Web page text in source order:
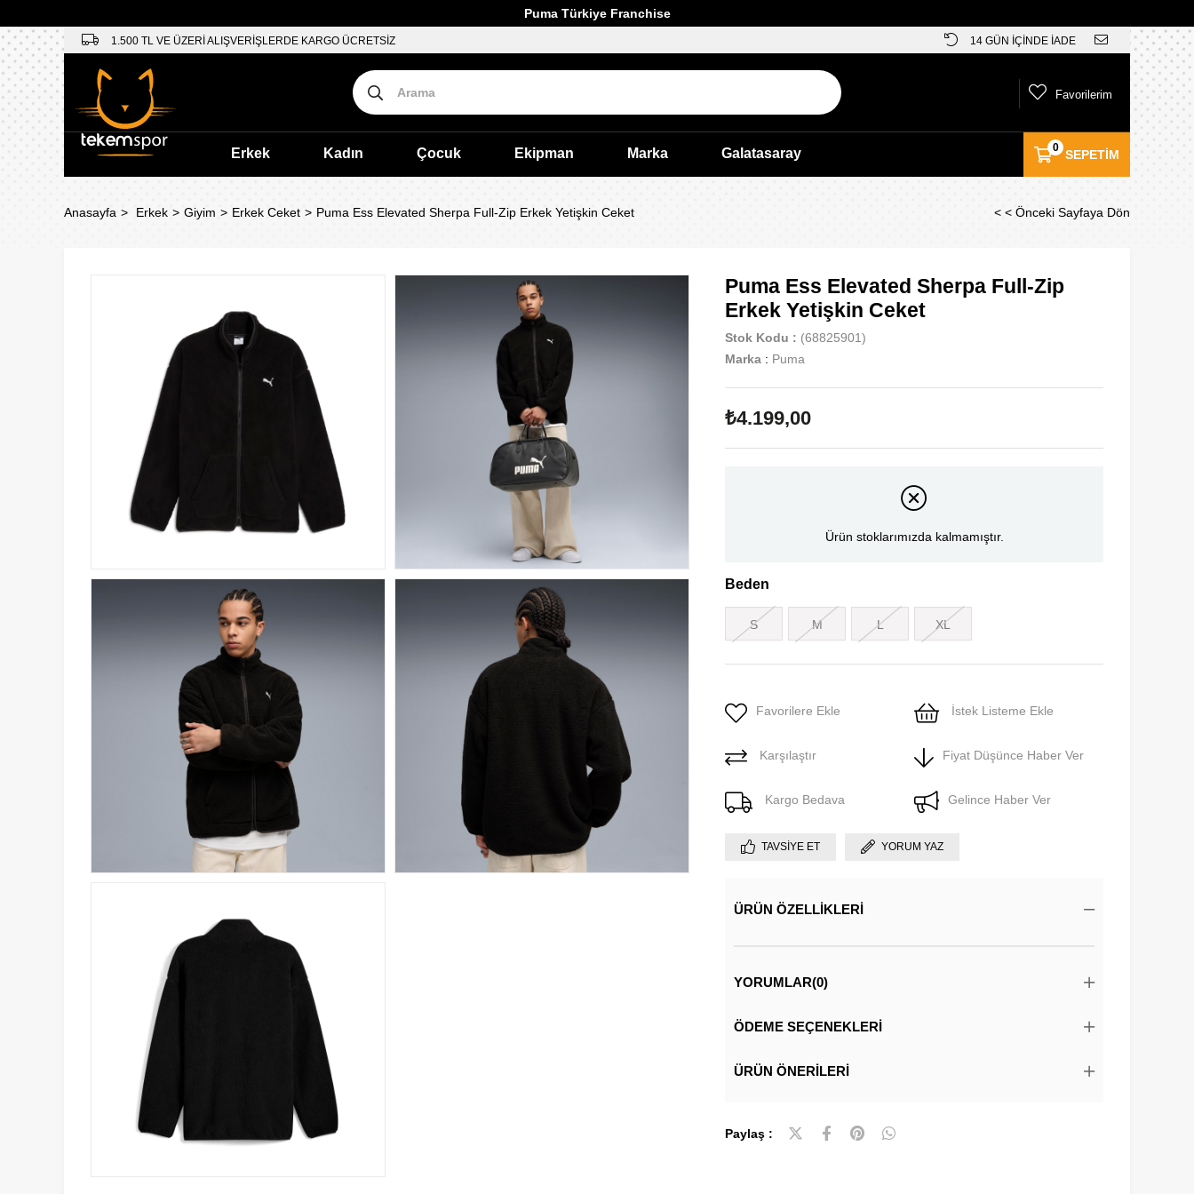
Puma Türkiye Franchise
1.500 TL VE ÜZERİ ALIŞVERİŞLERDE KARGO ÜCRETSİZ 14 GÜN İÇİNDE İADE
SEPETIM
0
Favorilerim
Erkek Kadın Çocuk Ekipman Marka Galatasaray
Anasayfa Erkek Giyim Erkek Ceket Puma Ess Elevated Sherpa Full-Zip Erkek Yetişkin Ceket < < Önceki Sayfaya Dön
Puma Ess Elevated Sherpa Full-Zip
Erkek Yetişkin Ceket
Stok Kodu
(68825901)
Marka : Puma
₺4.199,00
Ürün stoklarımızda kalmamıştır.
Beden
S M L XL
Favorilere Ekle İstek Listeme Ekle
Karşılaştır Fiyat Düşünce Haber Ver
Kargo Bedava Gelince Haber Ver
TAVSIYE ET YORUM YAZ
ÜRÜN ÖZELLIKLERI
YORUMLAR(0)
ÖDEME SEÇENEKLERI
ÜRÜN ÖNERILERI
Paylaş :